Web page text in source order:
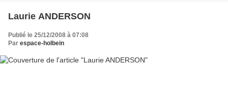
Laurie ANDERSON
Publié le 25/12/2008 à 07:08
Par espace-holbein